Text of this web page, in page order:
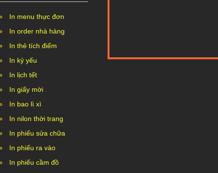
In menu thực đơn
In order nhà hàng
In thẻ tích điểm
In kỷ yếu
In lịch tết
In giấy mời
In bao lì xì
In nilon thời trang
In phiếu sửa chữa
In phiếu ra vào
In phiếu cầm đồ